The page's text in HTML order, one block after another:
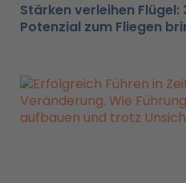
Stärken verleihen Flügel:
Potenzial zum Fliegen